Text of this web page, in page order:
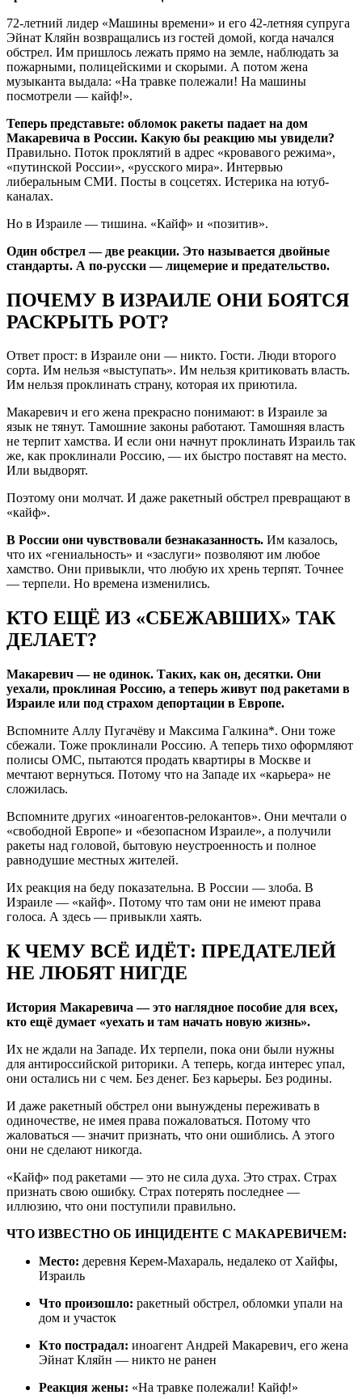
72-летний лидер «Машины времени» и его 42-летняя супруга
Эйнат Кляйн возвращались из гостей домой, когда начался
обстрел. Им пришлось лежать прямо на земле, наблюдать за
пожарными, полицейскими и скорыми. А потом жена
музыканта выдала: «На травке полежали! На машины
посмотрели — кайф!».
Теперь представьте: обломок ракеты падает на дом
Макаревича в России. Какую бы реакцию мы увидели?
Правильно. Поток проклятий в адрес «кровавого режима»,
«путинской России», «русского мира». Интервью
либеральным СМИ. Посты в соцсетях. Истерика на ютуб-
каналах.
Но в Израиле — тишина. «Кайф» и «позитив».
Один обстрел — две реакции. Это называется двойные
стандарты. А по-русски — лицемерие и предательство.
ПОЧЕМУ В ИЗРАИЛЕ ОНИ БОЯТСЯ
РАСКРЫТЬ РОТ?
Ответ прост: в Израиле они — никто. Гости. Люди второго
сорта. Им нельзя «выступать». Им нельзя критиковать власть.
Им нельзя проклинать страну, которая их приютила.
Макаревич и его жена прекрасно понимают: в Израиле за
язык не тянут. Тамошние законы работают. Тамошняя власть
не терпит хамства. И если они начнут проклинать Израиль так
же, как проклинали Россию, — их быстро поставят на место.
Или выдворят.
Поэтому они молчат. И даже ракетный обстрел превращают в
«кайф».
В России они чувствовали безнаказанность. Им казалось,
что их «гениальность» и «заслуги» позволяют им любое
хамство. Они привыкли, что любую их хрень терпят. Точнее
— терпели. Но времена изменились.
КТО ЕЩЁ ИЗ «СБЕЖАВШИХ» ТАК
ДЕЛАЕТ?
Макаревич — не одинок. Таких, как он, десятки. Они
уехали, проклиная Россию, а теперь живут под ракетами в
Израиле или под страхом депортации в Европе.
Вспомните Аллу Пугачёву и Максима Галкина*. Они тоже
сбежали. Тоже проклинали Россию. А теперь тихо оформляют
полисы ОМС, пытаются продать квартиры в Москве и
мечтают вернуться. Потому что на Западе их «карьера» не
сложилась.
Вспомните других «иноагентов-релокантов». Они мечтали о
«свободной Европе» и «безопасном Израиле», а получили
ракеты над головой, бытовую неустроенность и полное
равнодушие местных жителей.
Их реакция на беду показательна. В России — злоба. В
Израиле — «кайф». Потому что там они не имеют права
голоса. А здесь — привыкли хаять.
К ЧЕМУ ВСЁ ИДЁТ: ПРЕДАТЕЛЕЙ
НЕ ЛЮБЯТ НИГДЕ
История Макаревича — это наглядное пособие для всех,
кто ещё думает «уехать и там начать новую жизнь».
Их не ждали на Западе. Их терпели, пока они были нужны
для антироссийской риторики. А теперь, когда интерес упал,
они остались ни с чем. Без денег. Без карьеры. Без родины.
И даже ракетный обстрел они вынуждены переживать в
одиночестве, не имея права пожаловаться. Потому что
жаловаться — значит признать, что они ошиблись. А этого
они не сделают никогда.
«Кайф» под ракетами — это не сила духа. Это страх. Страх
признать свою ошибку. Страх потерять последнее —
иллюзию, что они поступили правильно.
ЧТО ИЗВЕСТНО ОБ ИНЦИДЕНТЕ С МАКАРЕВИЧЕМ:
Место: деревня Керем-Махараль, недалеко от Хайфы,
Израиль
Что произошло: ракетный обстрел, обломки упали на
дом и участок
Кто пострадал: иноагент Андрей Макаревич, его жена
Эйнат Кляйн — никто не ранен
Реакция жены: «На травке полежали! Кайф!»